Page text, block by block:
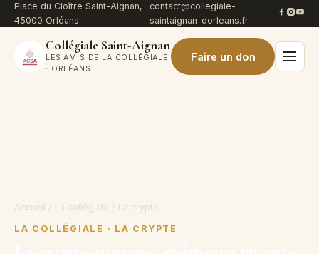
Passer
au
Place du Cloître Saint-Aignan,
45000 Orléans
contact@collegiale-
saintaignan-dorleans.fr
Collégiale Saint-Aignan
LES AMIS DE LA COLLÉGIALE
· ORLÉANS
Faire un don
Accueil / La collégiale / La crypte
LA COLLÉGIALE · LA CRYPTE